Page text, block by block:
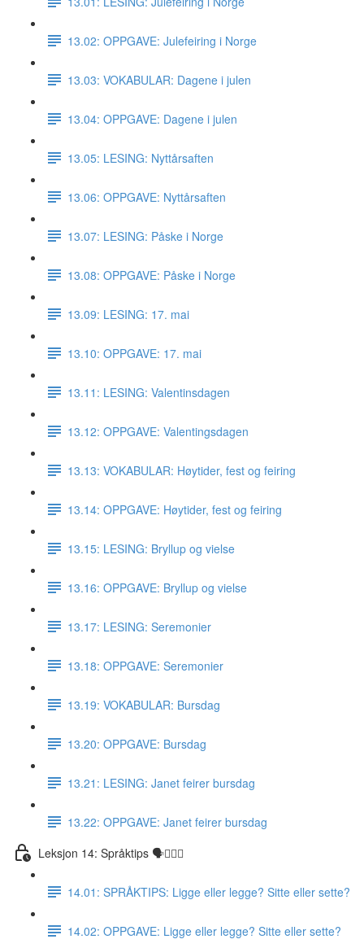
13.02: OPPGAVE: Julefeiring i Norge
13.03: VOKABULAR: Dagene i julen
13.04: OPPGAVE: Dagene i julen
13.05: LESING: Nyttårsaften
13.06: OPPGAVE: Nyttårsaften
13.07: LESING: Påske i Norge
13.08: OPPGAVE: Påske i Norge
13.09: LESING: 17. mai
13.10: OPPGAVE: 17. mai
13.11: LESING: Valentinsdagen
13.12: OPPGAVE: Valentingsdagen
13.13: VOKABULAR: Høytider, fest og feiring
13.14: OPPGAVE: Høytider, fest og feiring
13.15: LESING: Bryllup og vielse
13.16: OPPGAVE: Bryllup og vielse
13.17: LESING: Seremonier
13.18: OPPGAVE: Seremonier
13.19: VOKABULAR: Bursdag
13.20: OPPGAVE: Bursdag
13.21: LESING: Janet feirer bursdag
13.22: OPPGAVE: Janet feirer bursdag
Leksjon 14: Språktips 🗣☝🏼✅
14.01: SPRÅKTIPS: Ligge eller legge? Sitte eller sette?
14.02: OPPGAVE: Ligge eller legge? Sitte eller sette?